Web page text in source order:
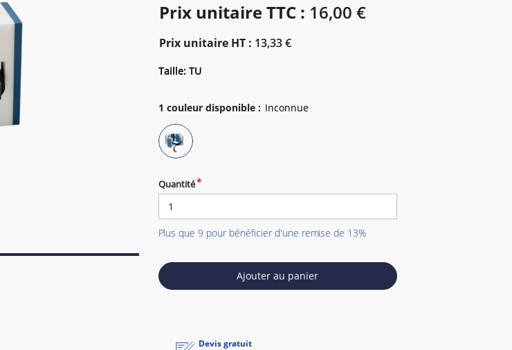
Prix unitaire TTC : 16,00 €
Prix unitaire HT : 13,33 €
Taille: TU
1 couleur disponible:
Quantité
Plus que 9 pour bénéficier d'une remise de 13%
Ajouter au panier
Devis gratuit